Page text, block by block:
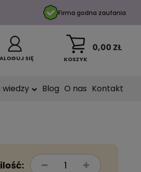
Firma godna zaufania
SIĘ KOSZYK
0,00 ZŁ
wiedzy Blog O nas Kontakt